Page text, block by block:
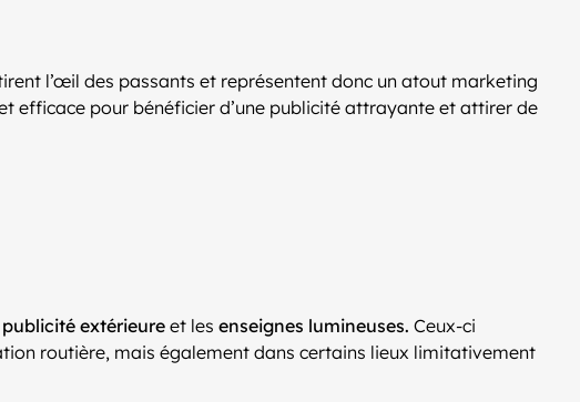
l’œil des passants et représentent donc un atout marketing
efficace pour bénéficier d’une publicité attrayante et attirer de
publicité extérieure et les enseignes lumineuses. Ceux-ci
routière, mais également dans certains lieux limitativement